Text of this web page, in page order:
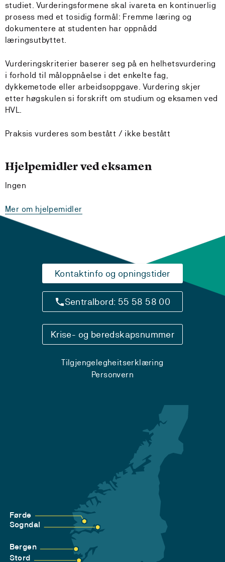
studiet. Vurderingsformene skal ivareta en kontinuerlig
prosess med et tosidig formål: Fremme læring og
dokumentere at studenten har oppnådd
læringsutbyttet.
Vurderingskriterier baserer seg på en helhetsvurdering
i forhold til måloppnåelse i det enkelte fag,
dykkemetode eller arbeidsoppgave. Vurdering skjer
etter høgskulen si forskrift om studium og eksamen ved
HVL.
Praksis vurderes som bestått / ikke bestått
Hjelpemidler ved eksamen
Ingen
Mer om hjelpemidler
Kontaktinfo og opningstider
Sentralbord: 55 58 58 00
Krise- og beredskapsnummer
Tilgjengelegheitserklæring
Personvern
Førde
Sogndal
Bergen
Stord